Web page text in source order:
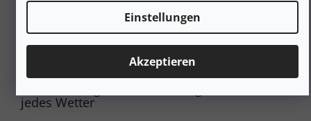
Einstellungen
Akzeptieren
Kombination mit der Polyurethan-Zwischensohle (PU)
absorbiert sie harte Stöße hervorragend, dämpft
Vibrationen ausgezeichnet und garantiert perfekte
Torsionsstabilität – was Sie besonders beim Wandern mit
schwerem Rucksack zu schätzen wissen werden.
jedes Wetter